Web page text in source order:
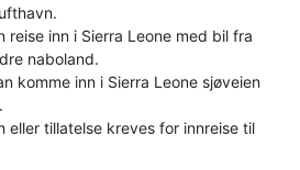
reise inn i Sierra Leone med bil fra
naboland.
komme inn i Sierra Leone sjøveien
eller tillatelse kreves for innreise til